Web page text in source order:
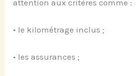
attention aux critères comme :
• le kilométrage inclus ;
• les assurances ;